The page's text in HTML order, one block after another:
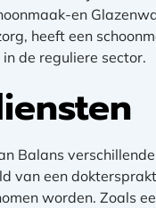
en
heeft een
de reguliere sector.
Balans
van een
worden. Zoals